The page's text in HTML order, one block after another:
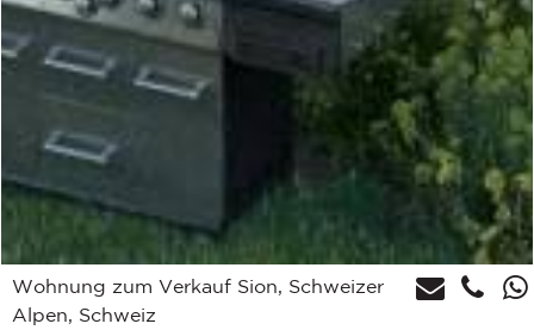
Wohnung zum Verkauf Sion, Schweizer
Alpen, Schweiz